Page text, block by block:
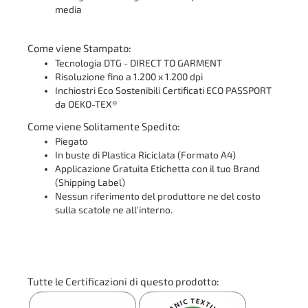
media
Come viene Stampato:
Tecnologia DTG - DIRECT TO GARMENT
Risoluzione fino a 1.200 x 1.200 dpi
Inchiostri Eco Sostenibili Certificati ECO PASSPORT
da OEKO-TEX®
Come viene Solitamente Spedito:
Piegato
In buste di Plastica Riciclata (Formato A4)
Applicazione Gratuita Etichetta con il tuo Brand
(Shipping Label)
Nessun riferimento del produttore ne del costo
sulla scatole ne all'interno.
Tutte le Certificazioni di questo prodotto: